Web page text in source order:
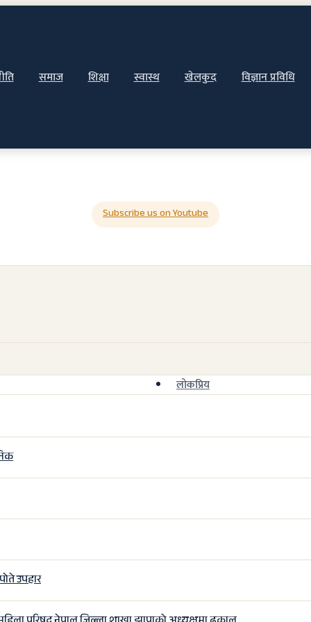
समाज शिक्षा स्वास्थ खेलकुद विज्ञान प्रविधि
Subscribe us on Youtube
लाेकप्रिय
उपहार